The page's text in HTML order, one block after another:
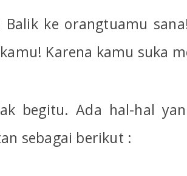
Balik ke orangtuamu
Karena kamu suka
begitu. Ada hal-hal
sebagai berikut :